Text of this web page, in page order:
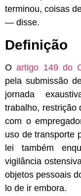
terminou, coisas
— disse.
Definição
Oartigo 149 do
pela submissão
jornada
trabalho, restrição
com o
uso de transporte
lei também
vigilância
objetos pessoais
lo de ir embora.